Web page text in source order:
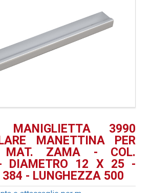
3990
MANETTINA PER
ZAMA - COL.
- DIAMETRO 12 X 25 -
384 - LUNGHEZZA 500